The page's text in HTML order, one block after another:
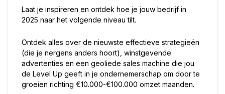
Laat je inspireren en ontdek hoe je jouw bedrijf in
2025 naar het volgende niveau tilt.
Ontdek alles over de nieuwste effectieve strategieën
(die je nergens anders hoort), winstgevende
advertenties en een geoliede sales machine die jou
de Level Up geeft in je ondernemerschap om door te
groeien richting €10.000-€100.000 omzet maanden.